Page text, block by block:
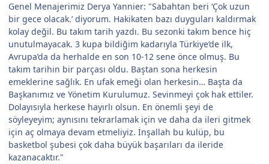
Genel Menajerimiz Derya Yannier: "Sabahtan beri ‘Çok uzun
bir gece olacak.’ diyorum. Hakikaten bazı duyguları kaldırmak
kolay değil. Bu takım tarih yazdı. Bu sezonki takım bence hiç
unutulmayacak. 3 kupa bildiğim kadarıyla Türkiye’de ilk,
Avrupa’da da herhalde en son 10-12 sene önce olmuş. Bu
takım tarihin bir parçası oldu. Baştan sona herkesin
emeklerine sağlık. En ufak emeği olan herkesin… Başta da
Başkanımız ve Yönetim Kurulumuz. Sevinmeyi çok hak ettiler.
Dolayısıyla herkese hayırlı olsun. En önemli şeyi de
söyleyeyim; aynısını tekrarlamak için ve daha da ileri gitmek
için aç olmaya devam etmeliyiz. İnşallah bu kulüp, bu
basketbol şubesi çok daha büyük başarıları da ileride
kazanacaktır."